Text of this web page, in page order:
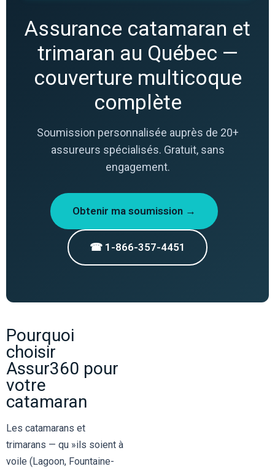
Assurance catamaran et
trimaran au Québec —
couverture multicoque
complète
Soumission personnalisée auprès de 20+
assureurs spécialisés. Gratuit, sans
engagement.
Obtenir ma soumission →
☎ 1-866-357-4451
Pourquoi
choisir
Assur360 pour
votre
catamaran
Les catamarans et
trimarans — qu »ils soient à
voile (Lagoon, Fountaine-